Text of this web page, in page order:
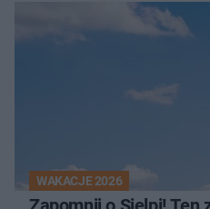
WAKACJE 2026